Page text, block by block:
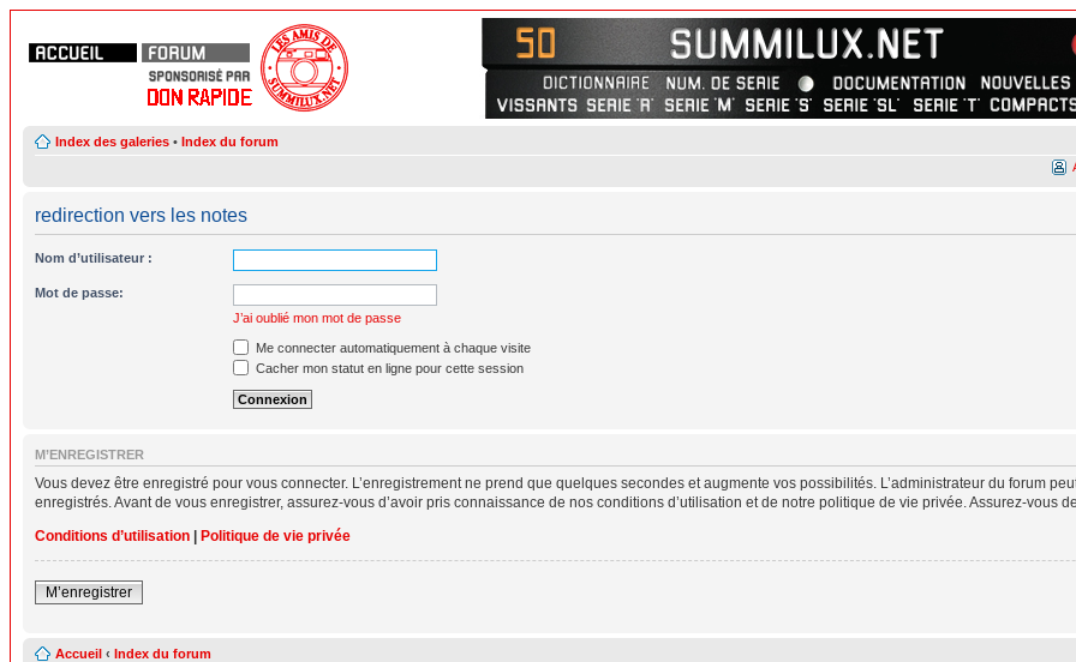
Index des galeries • Index du forum
redirection vers les notes
Nom d’utilisateur :
Mot de passe:
J’ai oublié mon mot de passe
Me connecter automatiquement à chaque visite
Cacher mon statut en ligne pour cette session
M’ENREGISTRER
Vous devez être enregistré pour vous connecter. L’enregistrement ne prend que quelques secondes et augmente vos possibilités. L’administrateur du forum
enregistrés. Avant de vous enregistrer, assurez-vous d’avoir pris connaissance de nos conditions d’utilisation et de notre politique de vie privée. Assurez-vous
Conditions d’utilisation | Politique de vie privée
M’enregistrer
Accueil ‹ Index du forum